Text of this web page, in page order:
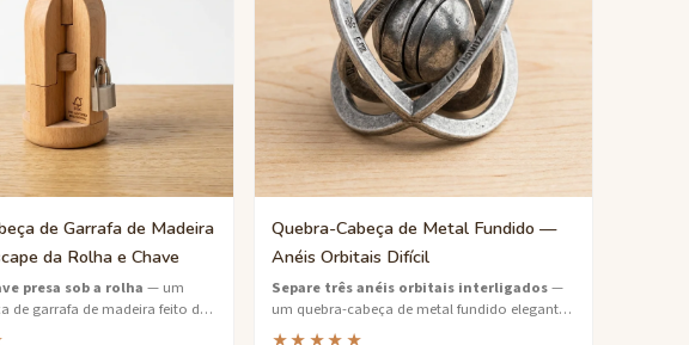
de Garrafa de Madeira
da Rolha e Chave
presa sob a rolha — um
de garrafa de madeira feito de
que recompensa paciência e
Quebra-Cabeça de Metal Fundido —
Anéis Orbitais Difícil
Separe três anéis orbitais interligados—
um quebra-cabeça de metal fundido elegante
que exige pensamento lógico afiado e mãos